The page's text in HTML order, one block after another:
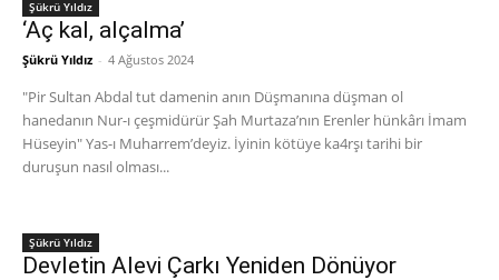
Şükrü Yıldız
‘Aç kal, alçalma’
Şükrü Yıldız - 4 Ağustos 2024
"Pir Sultan Abdal tut damenin anın Düşmanına düşman ol
hanedanın Nur-ı çeşmidürür Şah Murtaza’nın Erenler hünkârı İmam
Hüseyin" Yas-ı Muharrem’deyiz. İyinin kötüye ka4rşı tarihi bir
duruşun nasıl olması...
Şükrü Yıldız
Devletin Alevi Çarkı Yeniden Dönüyor